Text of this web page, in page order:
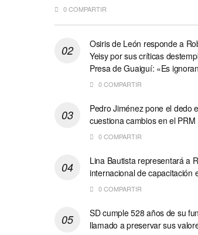
0 COMPARTIR
Osiris de León responde a
Yeisy por sus críticas
Presa de Guaiguí: «Es
0 COMPARTIR
Pedro Jiménez pone el dedo
cuestiona cambios en el PRM
0 COMPARTIR
Lina Bautista representará a
internacional de capacitación
0 COMPARTIR
SD cumple 528 años de su
llamado a preservar sus